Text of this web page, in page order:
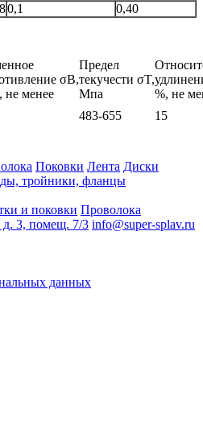
0,1 0,40
σB,
менее
Предел
текучести σT,
Мпа
%, не
483-655 15
Поковки Лента Диски
тройники, фланцы
и поковки Проволока
д. 3, помещ. 7/3 info@super-splav.ru
данных